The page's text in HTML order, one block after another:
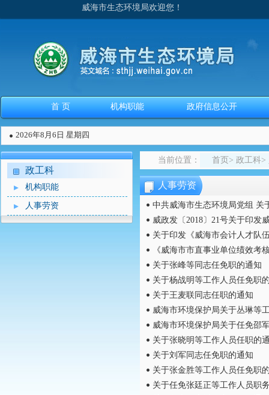
威海市生态环境局欢迎您！
首 页 机构职能 政府信息公开
2026年8月6日 星期四
政工科
机构职能
人事劳资
当前位置： 首页 > 政工科>
人事劳资
中共威海市生态环境局党组 关
威政发〔2018〕21号关于印发
关于印发《威海市会计人才队
《威海市市直事业单位绩效考
关于张峰等同志任免职的通知
关于杨战明等工作人员任免职
关于王麦联同志任职的通知
威海市环境保护局关于丛琳等
威海市环境保护局关于任免邵
关于张晓明等工作人员任职的
关于刘军同志任免职的通知
关于张金胜等工作人员任免职
关于任免张廷正等工作人员职